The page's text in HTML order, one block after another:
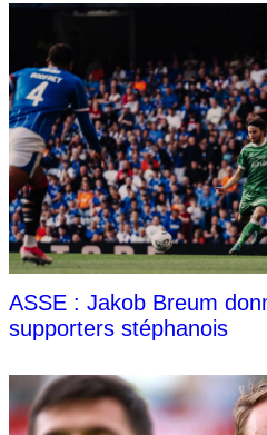
ASSE : Jakob Breum
supporters stéphanois